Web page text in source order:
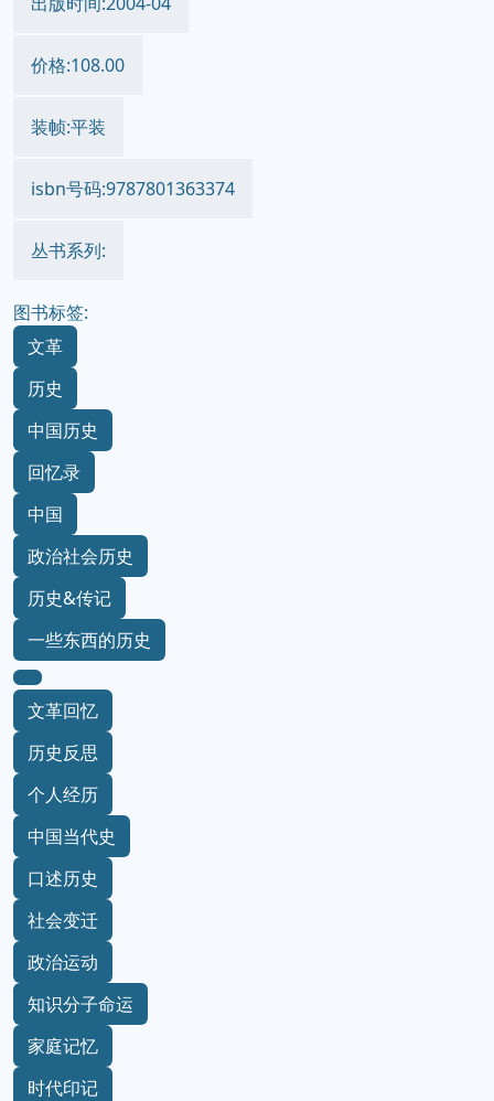
价格:108.00
装帧:平装
isbn号码:9787801363374
丛书系列:
图书标签:
文革
历史
中国历史
回忆录
中国
政治社会历史
历史&传记
一些东西的历史
文革回忆
历史反思
个人经历
中国当代史
口述历史
社会变迁
政治运动
知识分子命运
家庭记忆
时代印记